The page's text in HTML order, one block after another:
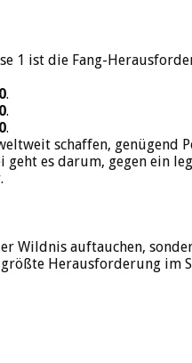
1 ist die Fang-
.
.
.
schaffen, genügend
es darum, gegen ein
Wildnis auftauchen,
Herausforderung im